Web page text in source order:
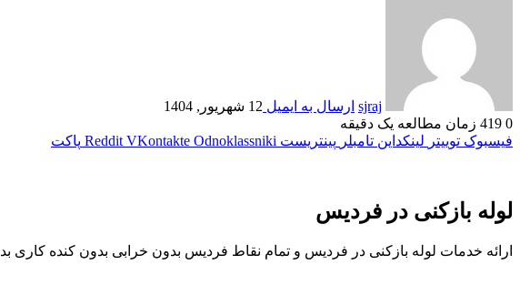
sjraj ارسال به ایمیل 12 شهریور, 1404
0
زمان مطالعه یک دقیقه
فیسبوک توییتر لینکداین تامبلر پینتریست Reddit VKontakte Odnoklassniki پاکت
لوله بازکنی در فردیس
ارائه خدمات لوله بازکنی در فردیس و تمام نقاط فردیس بدون خرابی بدون کنده